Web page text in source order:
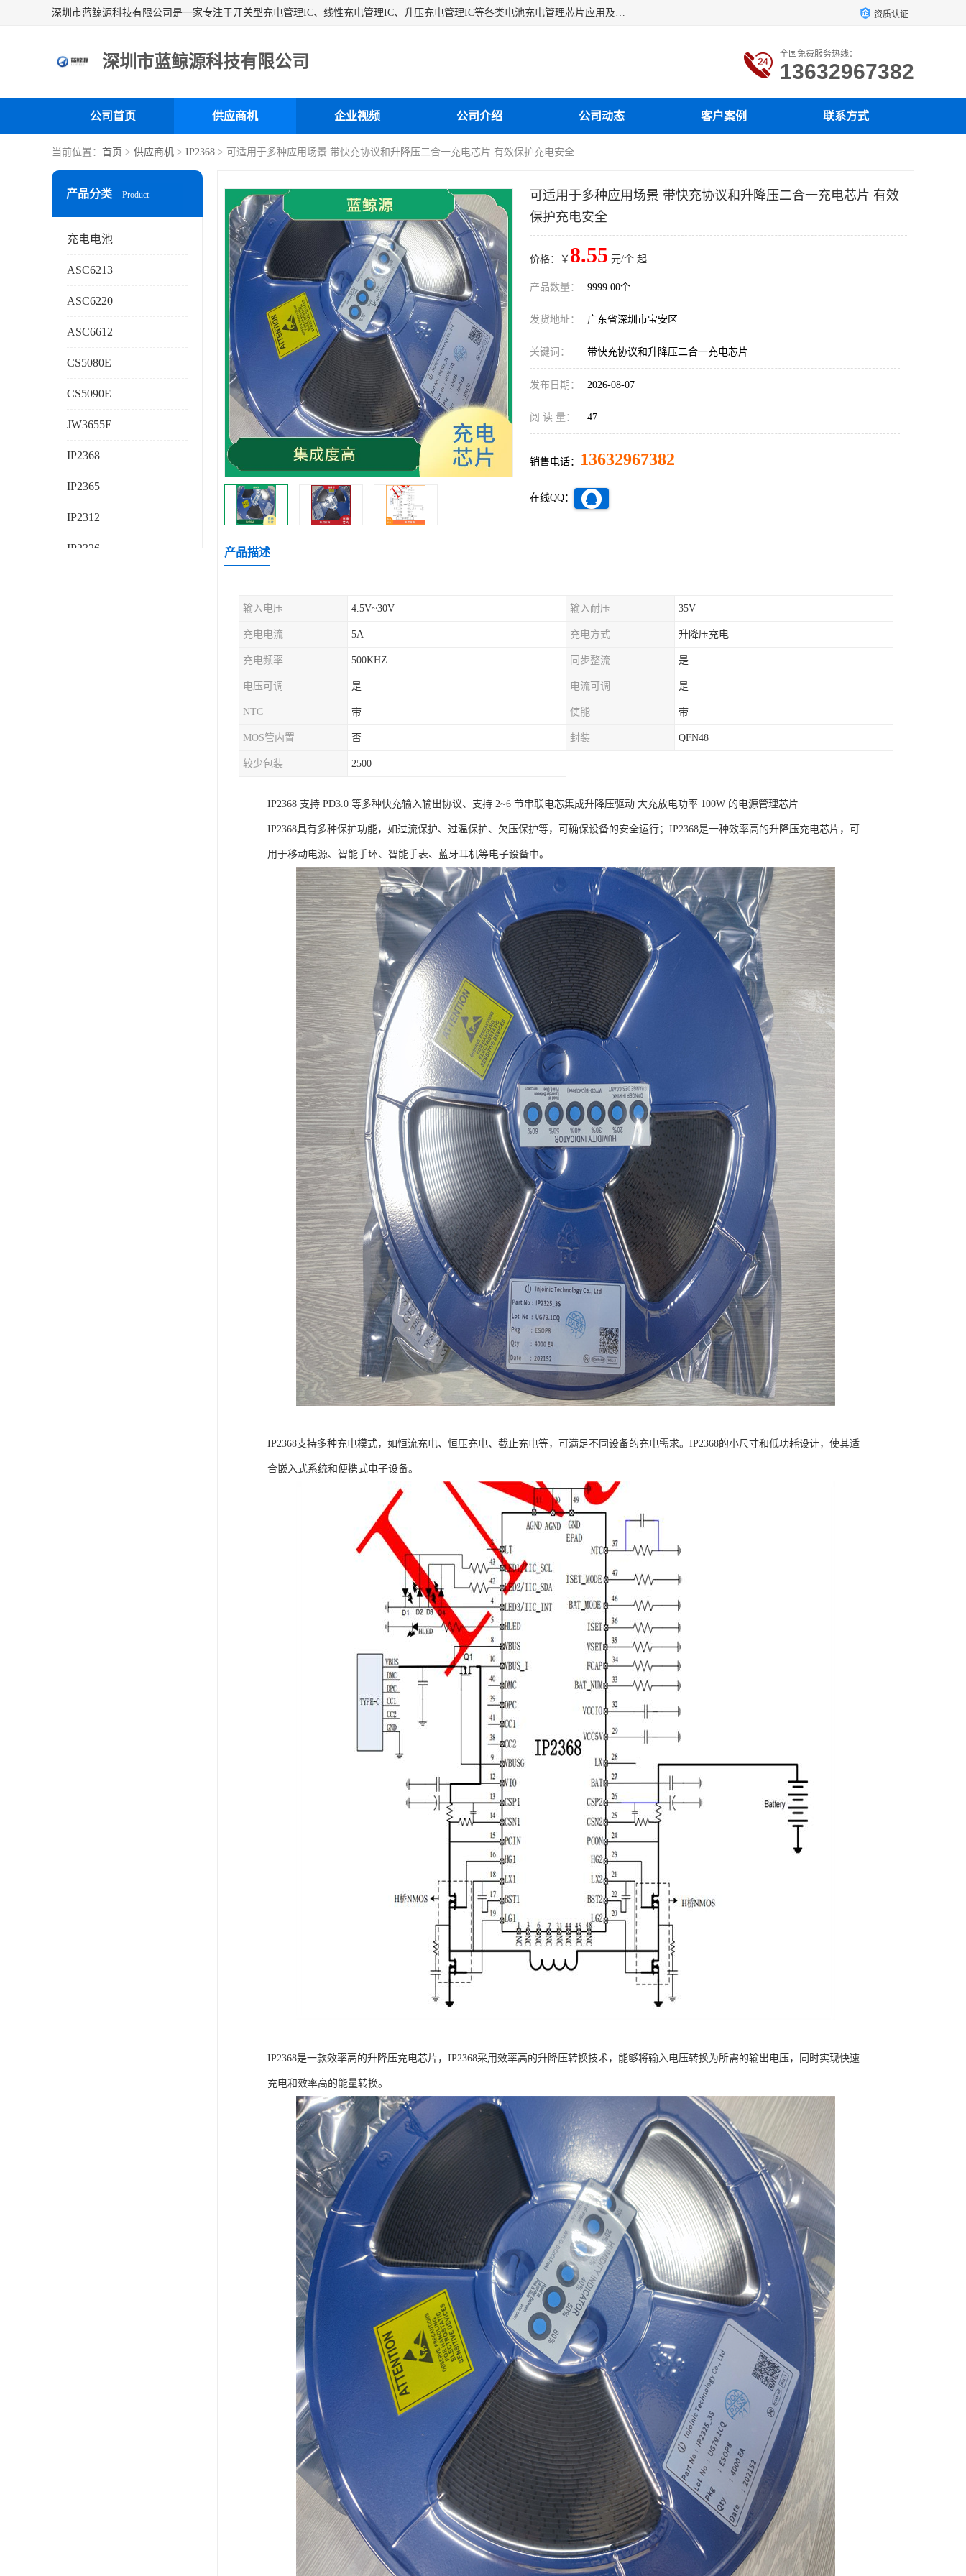
深圳市蓝鲸源科技有限公司是一家专注于开关型充电管理IC、线性充电管理IC、升压充电管理IC等各类电池充电管理芯片应用及芯片销售的企业，多年来公司为众多企业解决充电应用难题，设计缺陷，EMC超量等问题，是一家以充电技术指导为核心的充电芯片销售公司。 资质认证
深圳市蓝鲸源科技有限公司 全国免费服务热线：
13632967382
公司首页 供应商机 企业视频 公司介绍 公司动态 客户案例 联系方式
当前位置： 首页 > 供应商机 > IP2368 > 可适用于多种应用场景 带快充协议和升降压二合一充电芯片 有效保护充电安全
产品分类 Product
充电电池
ASC6213
ASC6220
ASC6612
CS5080E
CS5090E
JW3655E
IP2368
IP2365
IP2312
IP2326
可适用于多种应用场景 带快充协议和升降压二合一充电芯片 有效
保护充电安全
价格：￥ 8.55 元/个 起
产品数量： 9999.00个
发货地址： 广东省深圳市宝安区
关键词： 带快充协议和升降压二合一充电芯片
发布日期： 2026-08-07
阅 读 量： 47
销售电话： 13632967382
在线QQ：
产品描述
输入电压 4.5V~30V 输入耐压 35V
充电电流 5A 充电方式 升降压充电
充电频率 500KHZ 同步整流 是
电压可调 是 电流可调 是
NTC 带 使能 带
MOS管内置 否 封装 QFN48
较少包装 2500
IP2368 支持 PD3.0 等多种快充输入输出协议、支持 2~6 节串联电芯集成升降压驱动 大充放电功率 100W 的电源管理芯片
IP2368具有多种保护功能，如过流保护、过温保护、欠压保护等，可确保设备的安全运行；IP2368是一种效率高的升降压充电芯片，可
用于移动电源、智能手环、智能手表、蓝牙耳机等电子设备中。
IP2368支持多种充电模式，如恒流充电、恒压充电、截止充电等，可满足不同设备的充电需求。IP2368的小尺寸和低功耗设计，使其适
合嵌入式系统和便携式电子设备。
IP2368是一款效率高的升降压充电芯片，IP2368采用效率高的升降压转换技术，能够将输入电压转换为所需的输出电压，同时实现快速
充电和效率高的能量转换。